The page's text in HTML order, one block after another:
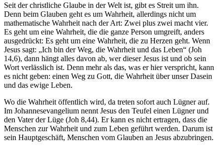
Seit der christliche Glaube in der Welt ist, gibt es Streit um ihn.
Denn beim Glauben geht es um Wahrheit, allerdings nicht um
mathematische Wahrheit nach der Art: Zwei plus zwei macht vier.
Es geht um eine Wahrheit, die die ganze Person umgreift, anders
ausgedrückt: Es geht um eine Wahrheit, die zu Herzen geht. Wenn
Jesus sagt: „Ich bin der Weg, die Wahrheit und das Leben“ (Joh
14,6), dann hängt alles davon ab, wer dieser Jesus ist und ob sein
Wort verlässlich ist. Denn mehr als das, was er hier verspricht, kann
es nicht geben: einen Weg zu Gott, die Wahrheit über unser Dasein
und das ewige Leben.
Wo die Wahrheit öffentlich wird, da treten sofort auch Lügner auf.
Im Johannesevangelium nennt Jesus den Teufel einen Lügner und
den Vater der Lüge (Joh 8,44). Er kann es nicht ertragen, dass die
Menschen zur Wahrheit und zum Leben geführt werden. Darum ist
sein Hauptgeschäft, Menschen vom Glauben an Jesus abzubringen.